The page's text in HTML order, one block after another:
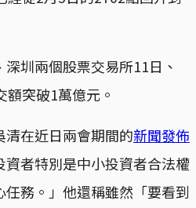
深圳兩個股票交易所11日、
突破1萬億元。
在近日兩會期間的新聞發佈
資者特別是中小投資者合法權
務。」他還稱雖然「要看到